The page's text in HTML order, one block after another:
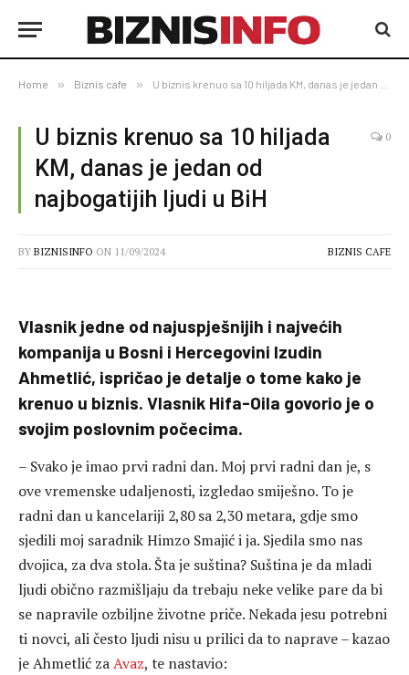
Home » Biznis cafe » U biznis krenuo sa 10 hiljada KM, danas je jedan od najbogatijih ljudi u BiH
U biznis krenuo sa 10 hiljada
KM, danas je jedan od
najbogatijih ljudi u BiH
0
BY BIZNISINFO ON 11/09/2024 BIZNIS CAFE
Vlasnik jedne od najuspješnijih i najvećih
kompanija u Bosni i Hercegovini Izudin
Ahmetlić, ispričao je detalje o tome kako je
krenuo u biznis. Vlasnik Hifa-Oila govorio je o
svojim poslovnim počecima.
– Svako je imao prvi radni dan. Moj prvi radni dan je, s
ove vremenske udaljenosti, izgledao smiješno. To je
radni dan u kancelariji 2,80 sa 2,30 metara, gdje smo
sjedili moj saradnik Himzo Smajić i ja. Sjedila smo nas
dvojica, za dva stola. Šta je suština? Suština je da mladi
ljudi obično razmišljaju da trebaju neke velike pare da bi
se napravile ozbiljne životne priče. Nekada jesu potrebni
ti novci, ali često ljudi nisu u prilici da to naprave – kazao
je Ahmetlić zaAvaz, te nastavio: